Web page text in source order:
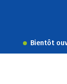
Bientôt